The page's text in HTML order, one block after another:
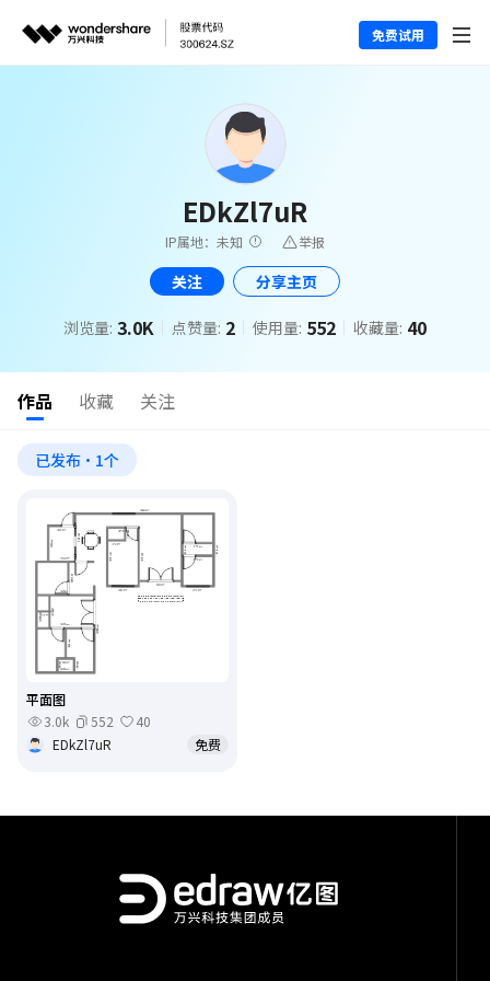
免费试用
EDkZl7uR
IP属地：未知 举报
关注 分享主页
浏览量: 3.0K 点赞量: 2 使用量: 552 收藏量: 40
作品 收藏 关注
已发布·1个
平面图
3.0k
552
40
EDkZl7uR
免费